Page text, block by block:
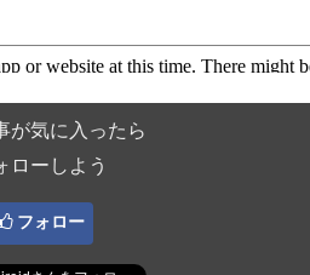
が気に入ったら
ローしよう
フォロー